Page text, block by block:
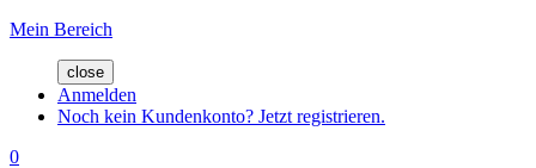
Mein Bereich
close
Anmelden
Noch kein Kundenkonto? Jetzt registrieren.
0